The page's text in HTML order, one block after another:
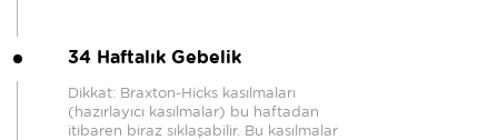
34 Haftalık Gebelik
Dikkat: Braxton-Hicks kasılmaları
(hazırlayıcı kasılmalar) bu haftadan
itibaren biraz sıklaşabilir. Bu kasılmalar